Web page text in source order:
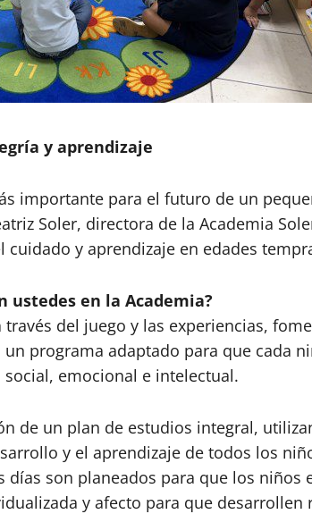
y aprendizaje
importante para el futuro de un
Soler, directora de la Academia
y aprendizaje en edades
ustedes en la Academia?
del juego y las experiencias,
programa adaptado para que cada
emocional e intelectual.
de un plan de estudios integral,
y el aprendizaje de todos los
son planeados para que los niños
y afecto para que desarrollen